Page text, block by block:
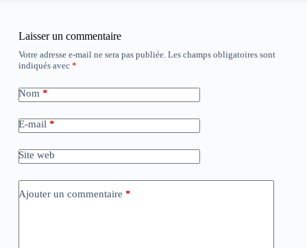
Laisser un commentaire
Votre adresse e-mail ne sera pas publiée. Les champs obligatoires sont
indiqués avec *
Nom*
E-mail*
Site web
Ajouter un commentaire *